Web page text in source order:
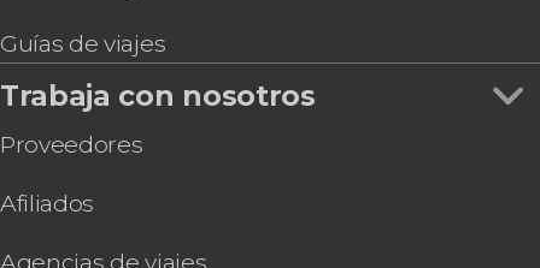
Guías de viajes
Trabaja con nosotros
Proveedores
Afiliados